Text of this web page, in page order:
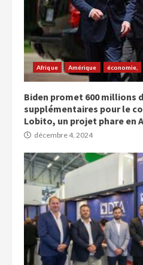
Afrique Amérique économie,
Biden promet 600 millions
supplémentaires pour le
Lobito, un projet phare en
décembre 4, 2024